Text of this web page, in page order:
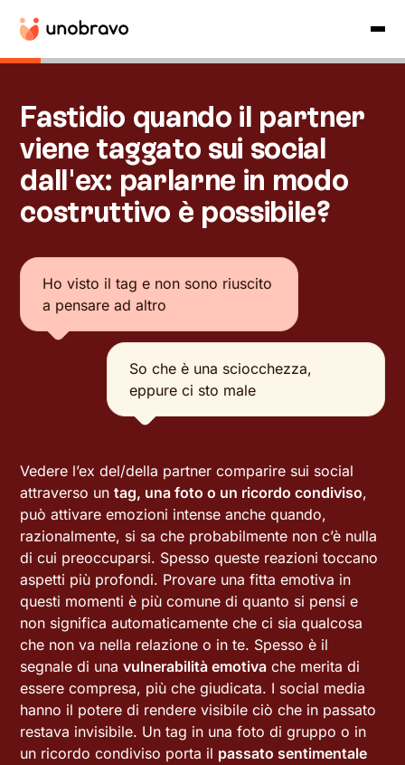
Fastidio quando il partner
viene taggato sui social
dall'ex: parlarne in modo
costruttivo è possibile?
Ho visto il tag e non sono riuscito
a pensare ad altro
So che è una sciocchezza,
eppure ci sto male
Vedere l’ex del/della partner comparire sui social
attraverso untag, una foto o un ricordo condiviso,
può attivare emozioni intense anche quando,
razionalmente, si sa che probabilmente non c’è nulla
di cui preoccuparsi. Spesso queste reazioni toccano
aspetti più profondi. Provare una fitta emotiva in
questi momenti è più comune di quanto si pensi e
non significa automaticamente che ci sia qualcosa
che non va nella relazione o in te. Spesso è il
segnale di unavulnerabilità emotiva che merita di
essere compresa, più che giudicata. I social media
hanno il potere di rendere visibile ciò che in passato
restava invisibile. Un tag in una foto di gruppo o in
un ricordo condiviso porta il passato sentimentale